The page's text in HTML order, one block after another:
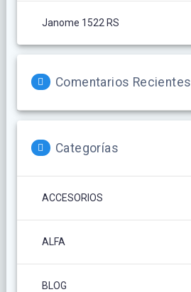
Janome 1522 RS
Comentarios Recientes
Categorías
ACCESORIOS
ALFA
BLOG